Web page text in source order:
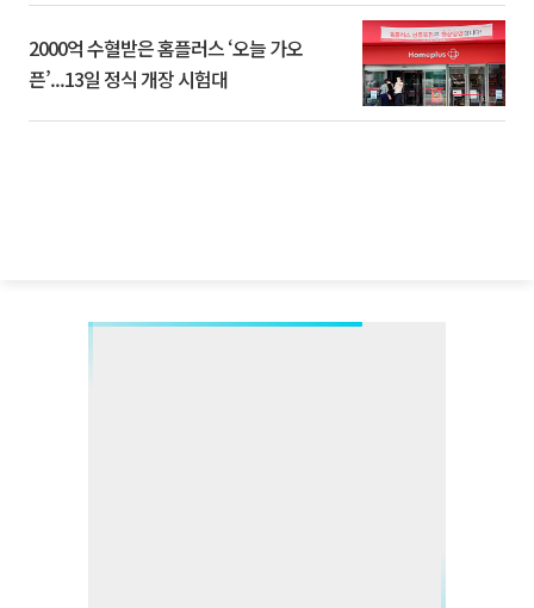
2000억 수혈받은 홈플러스 ‘오늘 가오
픈’...13일 정식 개장 시험대